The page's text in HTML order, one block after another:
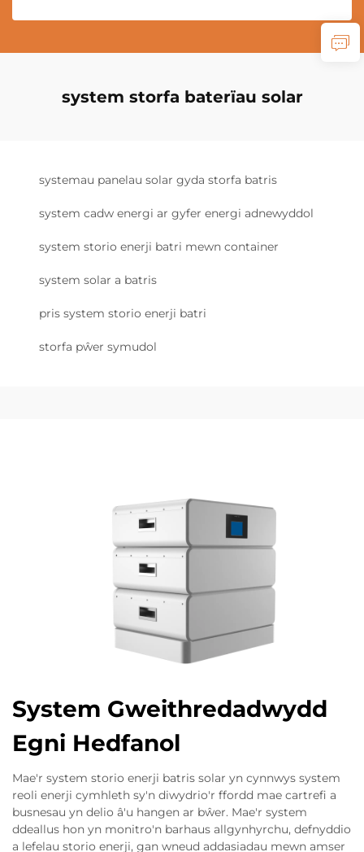
system storfa baterïau solar
systemau panelau solar gyda storfa batris
system cadw energi ar gyfer energi adnewyddol
system storio enerji batri mewn container
system solar a batris
pris system storio enerji batri
storfa pŵer symudol
System Gweithredadwydd
Egni Hedfanol
Mae'r system storio enerji batris solar yn cynnwys system
reoli enerji cymhleth sy'n diwydrio'r ffordd mae cartrefi a
busnesau yn delio â'u hangen ar bŵer. Mae'r system
ddeallus hon yn monitro'n barhaus allgynhyrchu, defnyddio
a lefelau storio enerji, gan wneud addasiadau mewn amser